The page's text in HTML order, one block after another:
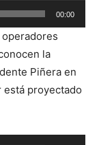
00:00
la
Piñera en
proyectado